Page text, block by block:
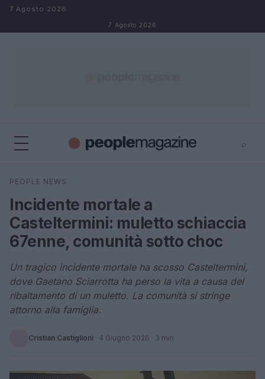
Salta al contenuto
7 Agosto 2026
7 Agosto 2026
⌕
Cerca
PEOPLE NEWS
Incidente mortale a
Casteltermini: muletto schiaccia
67enne, comunità sotto choc
Un tragico incidente mortale ha scosso Casteltermini,
dove Gaetano Sciarrotta ha perso la vita a causa del
ribaltamento di un muletto. La comunità si stringe
attorno alla famiglia.
Cristian Castiglioni · 4 Giugno 2026 · 3 min